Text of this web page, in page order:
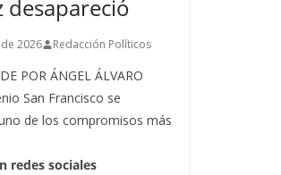
desapareció
2026 Redacción Políticos
POR ÁNGEL ÁLVARO
San Francisco se
de los compromisos más
redes sociales